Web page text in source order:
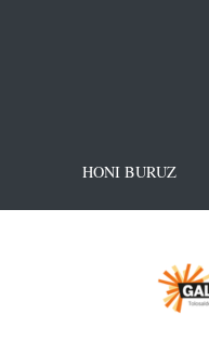
HONI BURUZ